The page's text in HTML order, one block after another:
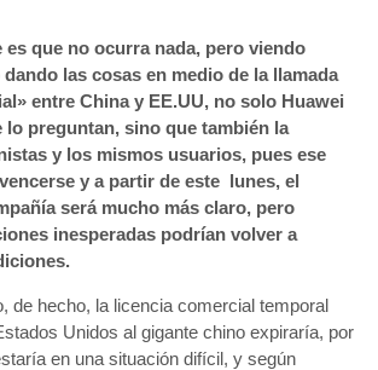
es que no ocurra nada, pero viendo
las cosas en medio de la llamada
entre China y EE.UU, no solo Huawei
lo preguntan, sino que también la
y los mismos usuarios, pues ese
y a partir de este lunes, el
será mucho más claro, pero
inesperadas podrían volver a
de hecho, la licencia comercial temporal
Unidos al gigante chino expiraría, por
en una situación difícil, y según